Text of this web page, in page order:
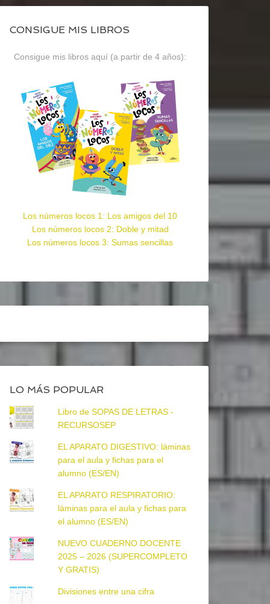
CONSIGUE MIS LIBROS
Consigue mis libros aquí (a partir de 4 años):
Los números locos 1: Los amigos del 10
Los números locos 2: Doble y mitad
Los números locos 3: Sumas sencillas
LO MÁS POPULAR
Libro de SOPAS DE LETRAS -
RECURSOSEP
EL APARATO DIGESTIVO: láminas
para el aula y fichas para el
alumno (ES/EN)
EL APARATO RESPIRATORIO:
láminas para el aula y fichas para
el alumno (ES/EN)
NUEVO CUADERNO DOCENTE
2025 – 2026 (SUPERCOMPLETO
Y GRATIS)
Divisiones entre una cifra